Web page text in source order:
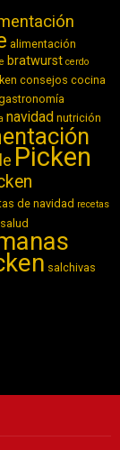
alimentación
bratwurst cerdo
consejos cocina
navidad nutrición
Picken
de navidad recetas
salchivas